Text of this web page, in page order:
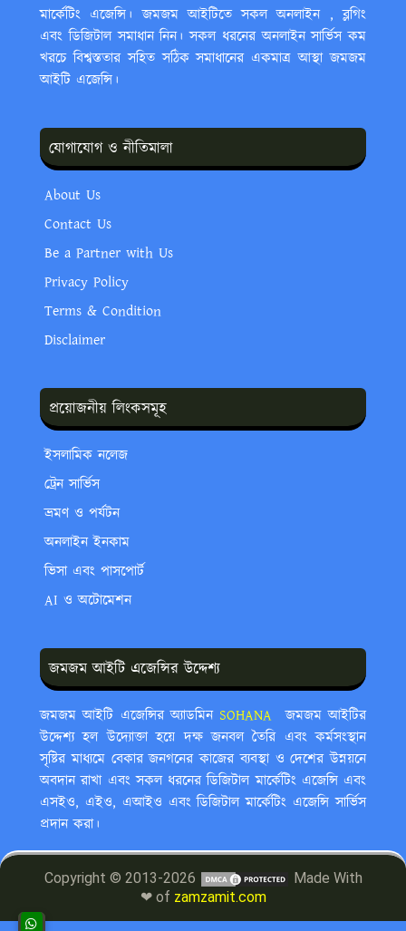
মার্কেটিং এজেন্সি। জমজম আইটিতে সকল অনলাইন , ব্লগিং
এবং ডিজিটাল সমাধান নিন। সকল ধরনের অনলাইন সার্ভিস কম
খরচে বিশ্বস্ততার সহিত সঠিক সমাধানের একমাত্র আস্থা জমজম
আইটি এজেন্সি।
যোগাযোগ ও নীতিমালা
About Us
Contact Us
Be a Partner with Us
Privacy Policy
Terms & Condition
Disclaimer
প্রয়োজনীয় লিংকসমূহ
ইসলামিক নলেজ
ট্রেন সার্ভিস
ভ্রমণ ও পর্যটন
অনলাইন ইনকাম
ভিসা এবং পাসপোর্ট
AI ও অটোমেশন
জমজম আইটি এজেন্সির উদ্দেশ্য
জমজম আইটি এজেন্সির অ্যাডমিন SOHANA ‍জমজম আইটির
উদ্দেশ্য হল উদ্যোক্তা হয়ে দক্ষ জনবল তৈরি এবং কর্মসংস্থান
সৃষ্টির মাধ্যমে বেকার জনগনের কাজের ব্যবস্থা ও দেশের উন্নয়নে
অবদান রাখা এবং সকল ধরনের ডিজিটাল মার্কেটিং এজেন্সি এবং
এসইও, এইও, এআইও এবং ডিজিটাল মার্কেটিং এজেন্সি সার্ভিস
প্রদান করা।
Copyright © 2013-2026
Made With
❤ of zamzamit.com